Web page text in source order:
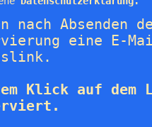
nach Absenden
eine E-
Klick auf